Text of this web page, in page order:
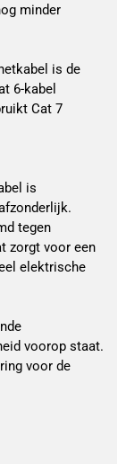
minder
is de
6-kabel
Cat 7
is
tegen
zorgt voor een
elektrische
voorop staat.
voor de